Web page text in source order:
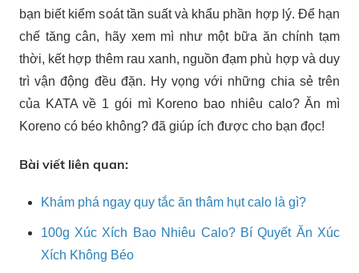
bạn biết kiểm soát tần suất và khẩu phần hợp lý. Để hạn
chế tăng cân, hãy xem mì như một bữa ăn chính tạm
thời, kết hợp thêm rau xanh, nguồn đạm phù hợp và duy
trì vận động đều đặn. Hy vọng với những chia sẻ trên
của KATA về 1 gói mì Koreno bao nhiêu calo? Ăn mì
Koreno có béo không? đã giúp ích được cho bạn đọc!
Bài viết liên quan:
Khám phá ngay quy tắc ăn thâm hụt calo là gì?
100g Xúc Xích Bao Nhiêu Calo? Bí Quyết Ăn Xúc
Xích Không Béo